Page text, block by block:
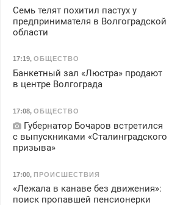
Семь телят похитил пастух у
предпринимателя в Волгоградской
области
17:19, ОБЩЕСТВО
Банкетный зал «Люстра» продают
в центре Волгограда
17:08, ОБЩЕСТВО
Губернатор Бочаров встретился
с выпускниками «Сталинградского
призыва»
17:00, ПРОИСШЕСТВИЯ
«Лежала в канаве без движения»:
поиск пропавшей пенсионерки